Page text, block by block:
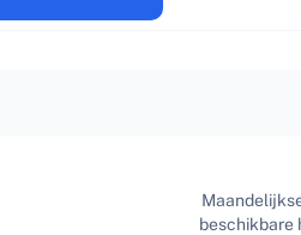
beschikbare